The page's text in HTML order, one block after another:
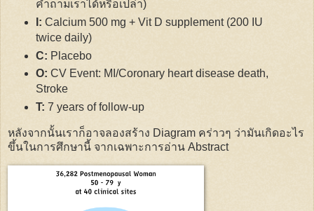
คำถามเราได้หรือเปล่า)
I: Calcium 500 mg + Vit D supplement (200 IU
twice daily)
C: Placebo
O: CV Event: MI/Coronary heart disease death,
Stroke
T: 7 years of follow-up
หลังจากนั้นเราก็อาจลองสร้าง Diagram คร่าวๆ ว่ามันเกิดอะไร
ขึ้นในการศึกษานี้ จากเฉพาะการอ่าน Abstract